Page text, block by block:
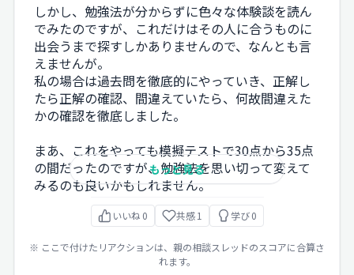
しかし、勉強法が分からずに色々な体験談を読ん
でみたのですが、これだけはその人に合うものに
出会うまで探すしかありませんので、なんとも言
えませんが。
私の場合は過去問を徹底的にやっていき、正解し
たら正解の確認、間違えていたら、何故間違えた
かの確認を徹底しました。
まあ、これをやっても模擬テストで30点から35点
の間だったのですが、勉強法を思い切って変えて
みるのも良いかもしれません。
もっと見る
いいね 0 共感 1 学び 0
※ ここで付けたリアクションは、親の相談スレッドのスコアに合算さ
れます。